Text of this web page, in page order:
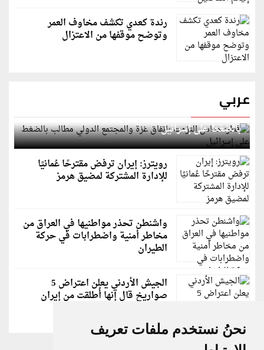
نحنُ نستخدم ملفات تعريف
رندة كعدي تكشف مخاوف العمر
وتوضح موقفها من الاعتزال
عربي
قطر: حماس التزمت باتفاق غزة والمجتمع الدولي مطالب
بالضغط على إسرائيل
رويترز: إيران ترفض مقترحًا عُمانيًا
للإدارة المشتركة لمضيق هرمز
واشنطن تحذر مواطنيها في العراق من
مخاطر أمنية واضطرابات في حركة
الطيران
الجيش الأردني يعلن اعتراض 5
صواريخ قال إنها أُطلقت من إيران